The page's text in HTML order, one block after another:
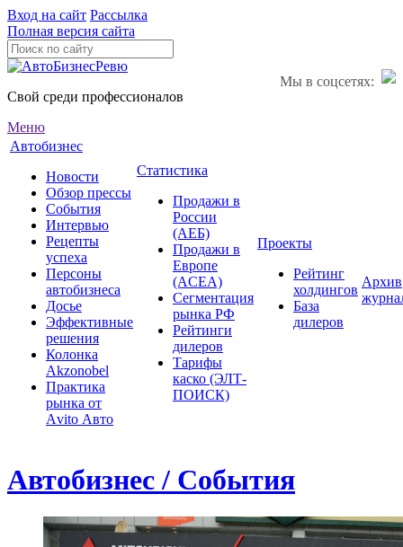
Вход на сайт Рассылка
Полная версия сайта
Мы в соцсетях:
Свой среди профессионалов
Меню
Автобизнес
Новости
Обзор прессы
События
Интервью
Рецепты
успеха
Персоны
автобизнеса
Досье
Эффективные
решения
Колонка
Akzonobel
Практика
рынка от
Аvito Авто
Статистика
Продажи в
России
(АЕБ)
Продажи в
Европе
(ACEA)
Сегментация
рынка РФ
Рейтинги
дилеров
Тарифы
каско (ЭЛТ-
ПОИСК)
Проекты
Рейтинг
холдингов
База
дилеров
Архив
Автобизнес / События